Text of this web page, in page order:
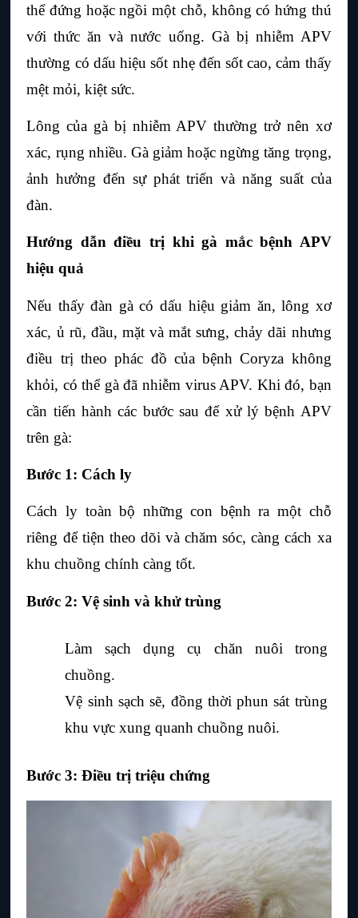
thể đứng hoặc ngồi một chỗ, không có hứng thú
với thức ăn và nước uống. Gà bị nhiễm APV
thường có dấu hiệu sốt nhẹ đến sốt cao, cảm thấy
mệt mỏi, kiệt sức.
Lông của gà bị nhiễm APV thường trở nên xơ
xác, rụng nhiều. Gà giảm hoặc ngừng tăng trọng,
ảnh hưởng đến sự phát triển và năng suất của
đàn.
Hướng dẫn điều trị khi gà mắc bệnh APV
hiệu quả
Nếu thấy đàn gà có dấu hiệu giảm ăn, lông xơ
xác, ủ rũ, đầu, mặt và mắt sưng, chảy dãi nhưng
điều trị theo phác đồ của bệnh Coryza không
khỏi, có thể gà đã nhiễm virus APV. Khi đó, bạn
cần tiến hành các bước sau để xử lý bệnh APV
trên gà:
Bước 1: Cách ly
Cách ly toàn bộ những con bệnh ra một chỗ
riêng để tiện theo dõi và chăm sóc, càng cách xa
khu chuồng chính càng tốt.
Bước 2: Vệ sinh và khử trùng
Làm sạch dụng cụ chăn nuôi trong
chuồng.
Vệ sinh sạch sẽ, đồng thời phun sát trùng
khu vực xung quanh chuồng nuôi.
Bước 3: Điều trị triệu chứng